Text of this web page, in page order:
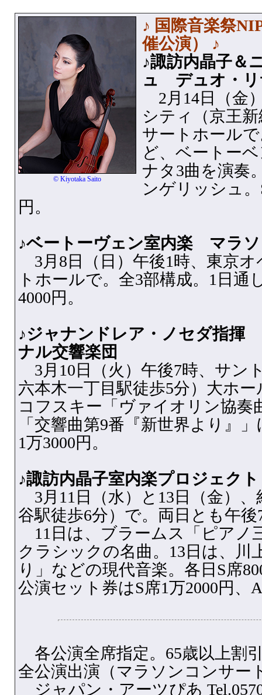
© Kiyotaka Saito
♪ 国際音楽祭
催公演） ♪
♪諏訪内晶子＆
ュ デュオ・リ
2月14日（金
シティ（京王
サートホール
ど、ベートー
ナタ3曲を演奏
ンゲリッシュ。
円。
♪ベートーヴェン室内楽 マラ
3月8日（日）午後1時、東京
トホールで。全3部構成。1日通
4000円。
♪ジャナンドレア・ノセダ指揮
ナル交響楽団
3月10日（火）午後7時、サン
六本木一丁目駅徒歩5分）大ホ
コフスキー「ヴァイオリン協奏
「交響曲第9番『新世界より』
1万3000円。
♪諏訪内晶子室内楽プロジェクト
3月11日（水）と13日（金）、
谷駅徒歩6分）で。両日とも午後
11日は、ブラームス「ピアノ
クラシックの名曲。13日は、川
り」などの現代音楽。各日S席
公演セット券はS席1万2000円、
各公演全席指定。65歳以上割
全公演出演（マラソンコンサー
ジャパン・アーツぴあ